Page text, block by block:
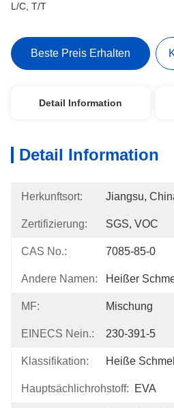
L/C, T/T
Beste Preis Erhalten
Detail Information
Detail Information
Herkunftsort: Jiangsu,
Zertifizierung: SGS, VOC
CAS No.: 7085-85-0
Andere Namen: Heißer
MF: Mischung
EINECS Nein.: 230-391-5
Klassifikation: Heiße
Hauptsächlichrohstoff: EVA